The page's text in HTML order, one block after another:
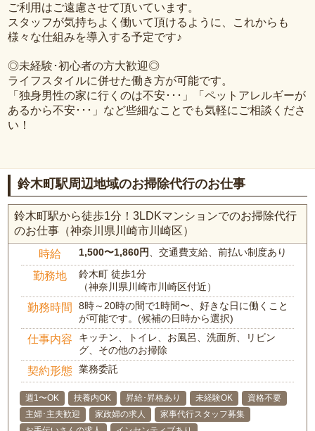
ご利用はご遠慮させて頂いています。
スタッフが気持ちよく働いて頂けるように、これからも
様々な仕組みを導入する予定です♪
◎未経験･初心者の方大歓迎◎
ライフスタイルに併せた働き方が可能です。
「独身男性の家に行くのは不安･･･」「ペットアレルギーが
あるから不安･･･」など些細なことでも気軽にご相談くださ
い！
鈴木町駅周辺地域のお掃除代行のお仕事
鈴木町駅から徒歩1分！3LDKマンションでのお掃除代行
のお仕事（神奈川県川崎市川崎区）
時給 1,500〜1,860円、交通費支給、前払い制度あり
勤務地
鈴木町 徒歩1分
（神奈川県川崎市川崎区付近）
勤務時間
8時～20時の間で1時間〜、好きな日に働くこと
が可能です。(候補の日時から選択)
仕事内容
キッチン、トイレ、お風呂、洗面所、リビン
グ、その他のお掃除
契約形態 業務委託
週1〜OK 扶養内OK 昇給･昇格あり 未経験OK
資格不要
主婦･主夫歓迎
家政婦の求人
家事代行スタッフ募集